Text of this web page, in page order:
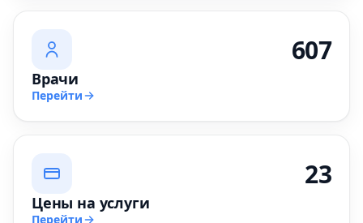
607
Врачи
Перейти
23
Цены на услуги
Перейти